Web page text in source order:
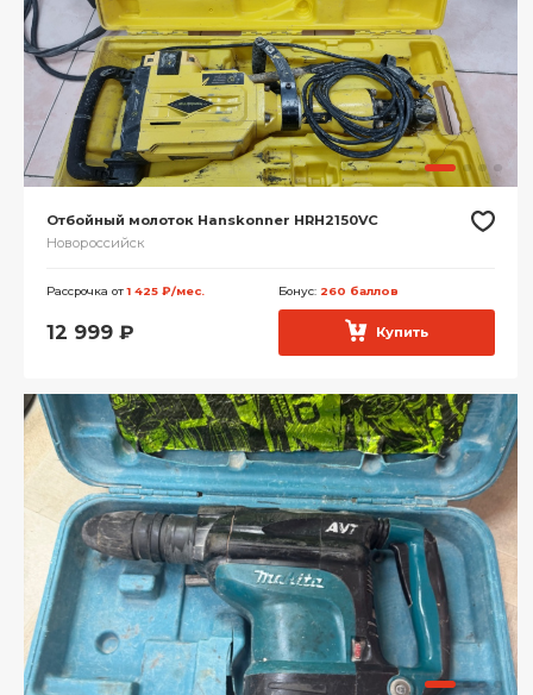
Отбойный молоток Hanskonner HRH2150VC
Новороссийск
Рассрочка от1 425 ₽/мес. Бонус: 260 баллов
12 999 ₽ Купить